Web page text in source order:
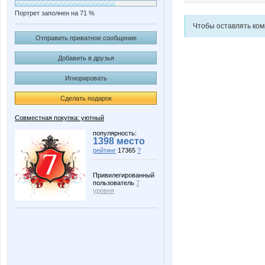
Портрет заполнен на 71 %
Отправить приватное сообщение
Добавить в друзья
Игнорировать
Сделать подарок
Совместная покупка: уютный
популярность:
1398 место
рейтинг 17365 ?
Привилегированный
пользователь 7
уровня
Чтобы оставлять